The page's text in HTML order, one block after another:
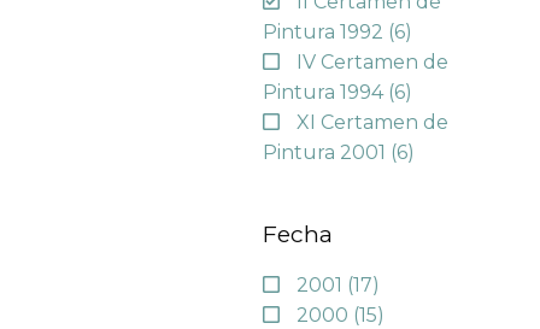
Pintura 1992 (6)
IV Certamen de
Pintura 1994 (6)
XI Certamen de
Pintura 2001 (6)
Fecha
2001 (17)
2000 (15)